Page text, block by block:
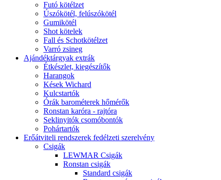
Futó kötélzet
Úszókötél, felúszókötél
Gumikötél
Shot kötelek
Fall és Schotkötélzet
Varró zsineg
Ajándéktárgyak extrák
Étkészlet, kiegészítők
Harangok
Kések Wichard
Kulcstartók
Órák barométerek hőmérők
Ronstan karóra - rajtóra
Seklinyitók csomóbontók
Pohártartók
Erőátviteli rendszerek fedélzeti szerelvény
Csigák
LEWMAR Csigák
Ronstan csigák
Standard csigák